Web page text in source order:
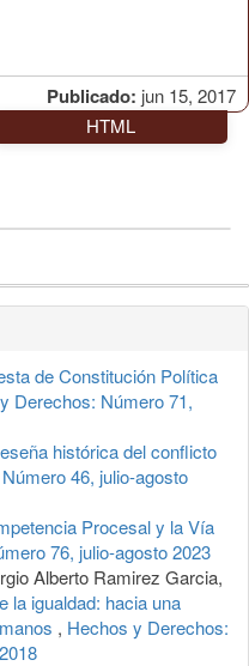
Publicado: jun 15, 2017
HTML
de Constitución Política
Derechos: Número 71,
histórica del conflicto
46, julio-agosto
Procesal y la Vía
76, julio-agosto 2023
Alberto Ramirez Garcia,
la igualdad: hacia una
, Hechos y Derechos: